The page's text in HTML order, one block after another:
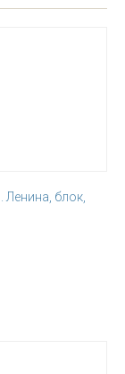
Ленина, блок,